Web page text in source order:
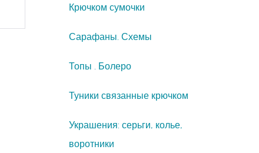
Крючком сумочки
Сарафаны. Схемы
Топы . Болеро
Туники связанные крючком
Украшения: серьги, колье,
воротники